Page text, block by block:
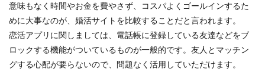
意味もなく時間やお金を費やさず、コスパよくゴールインするた
めに大事なのが、婚活サイトを比較することだと言われます。
恋活アプリに関しましては、電話帳に登録している友達などをブ
ロックする機能がついているものが一般的です。友人とマッチン
グする心配が要らないので、問題なく活用していただけます。